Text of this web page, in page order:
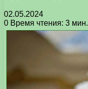
02.05.2024
0 Время чтения: 3 мин.